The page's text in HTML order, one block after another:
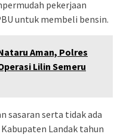
pekerjaan
untuk membeli bensin.
Aman, Polres
Lilin Semeru
sasaran serta tidak ada
Landak tahun